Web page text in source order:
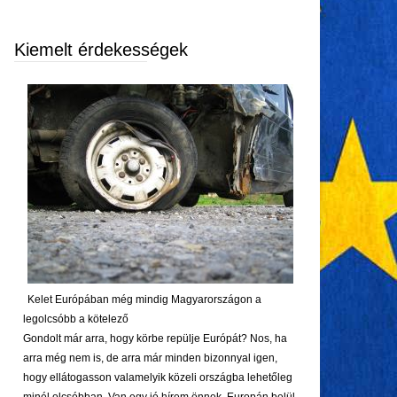
Kiemelt érdekességek
Kelet Európában még mindig Magyarországon a
legolcsóbb a kötelező
Gondolt már arra, hogy körbe repülje Európát? Nos, ha
arra még nem is, de arra már minden bizonnyal igen,
hogy ellátogasson valamelyik közeli országba lehetőleg